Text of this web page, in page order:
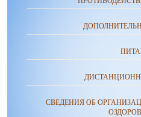
СВЕДЕНИЯ ОБ